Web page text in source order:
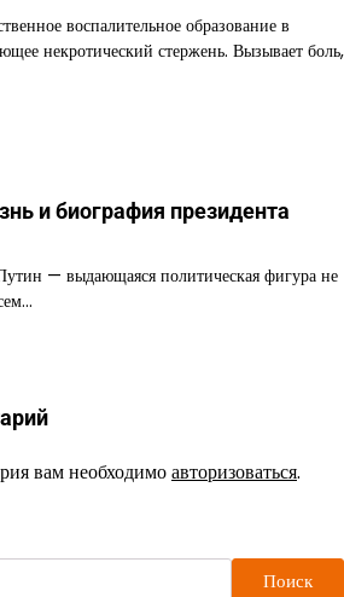
воспалительное образование в
некротический стержень. Вызывает боль,
и биография президента
— выдающаяся политическая фигура не
вам необходимоавторизоваться.
Поиск